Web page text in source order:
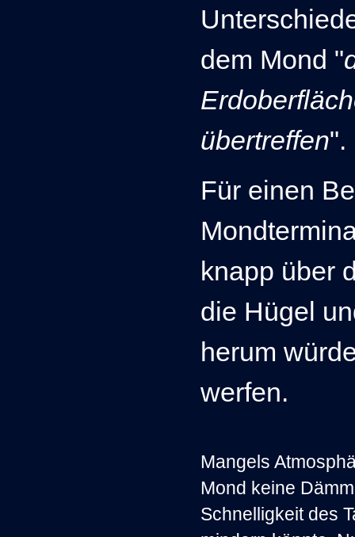
dem Mond "
übertreffen".
Für einen
knapp über
die Hügel
herum
werfen.
Mangels
Mond keine
Schnelligkeit des